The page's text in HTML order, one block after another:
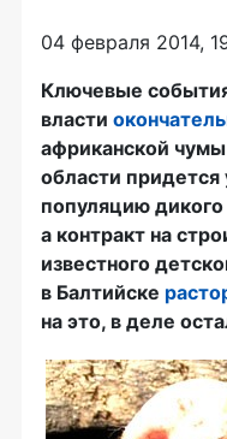
04 февраля 2014,
Ключевые
власти
африканской
области
популяцию
а контракт на
известного
в Балтийске
на это, в деле